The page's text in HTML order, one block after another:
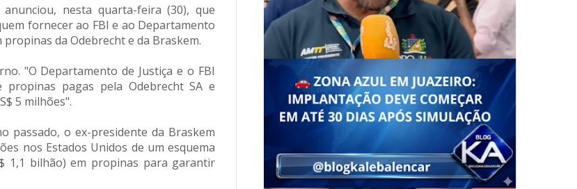
nesta quarta-feira (30), que
fornecer ao FBI e ao Departamento
da Odebrecht e da Braskem.
"O Departamento de Justiça e o FBI
propinas pagas pela Odebrecht SA e
5 milhões".
passado, o ex-presidente da Braskem
nos Estados Unidos de um esquema
1,1 bilhão) em propinas para garantir